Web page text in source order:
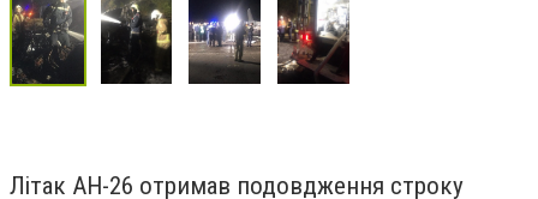
Літак АН-26 отримав подовдження строку